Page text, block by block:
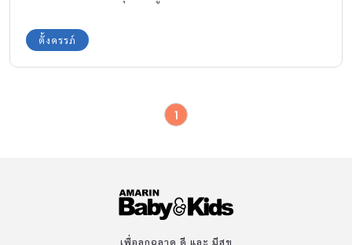
ตั้งครรภ์
1
เพื่อลูกฉลาด ดี และ มีสุข